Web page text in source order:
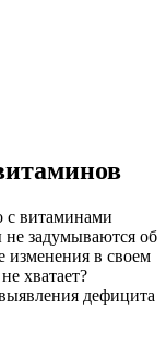
с витаминами
задумываются об
изменения в своем
хватает?
дефицита